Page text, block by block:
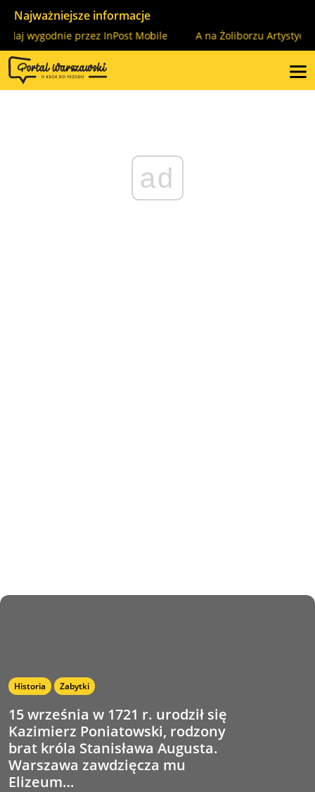
Najważniejsze informacje
wygodnie przez InPost Mobile A na Żoliborzu
ad
Historia Zabytki
15 września w 1721 r. urodził się
Kazimierz Poniatowski, rodzony
brat króla Stanisława Augusta.
Warszawa zawdzięcza mu
Elizeum…